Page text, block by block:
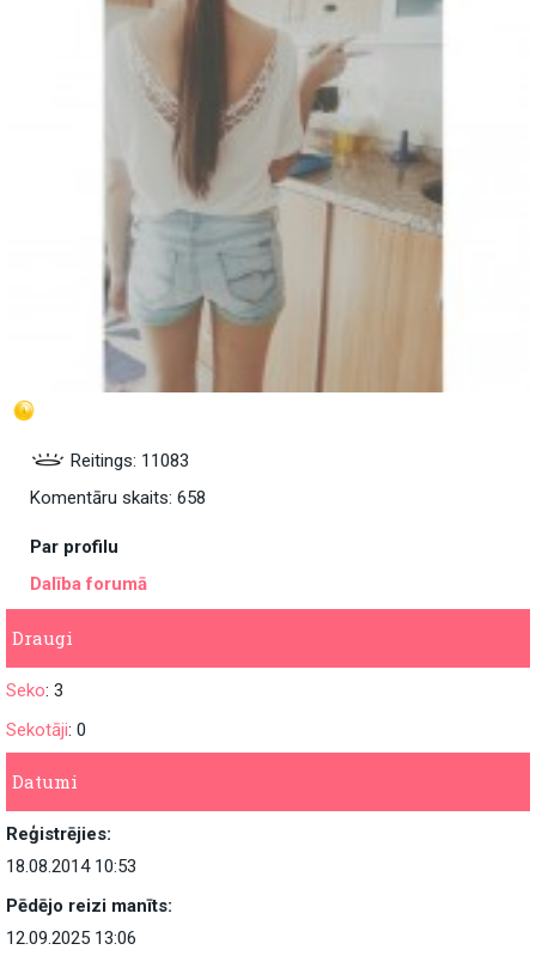
Reitings: 11083
Komentāru skaits: 658
Par profilu
Dalība forumā
Draugi
Seko: 3
Sekotāji: 0
Datumi
Reģistrējies:
18.08.2014 10:53
Pēdējo reizi manīts:
12.09.2025 13:06